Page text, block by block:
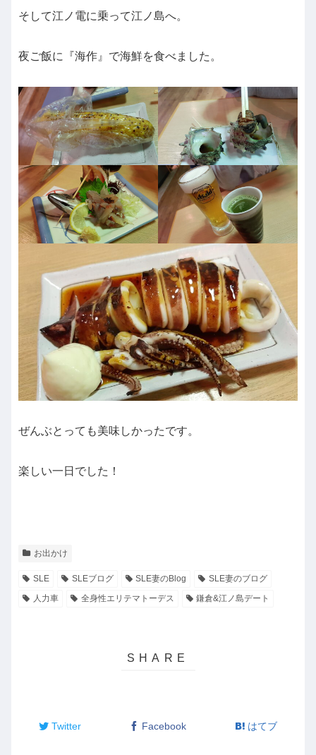
そして江ノ電に乗って江ノ島へ。
夜ご飯に『海作』で海鮮を食べました。
ぜんぶとっても美味しかったです。
楽しい一日でした！
お出かけ
SLE SLEブログ SLE妻のBlog
SLE妻のブログ
人力車
全身性エリテマトーデス 鎌倉&江ノ島デート
Twitter Facebook はてブ